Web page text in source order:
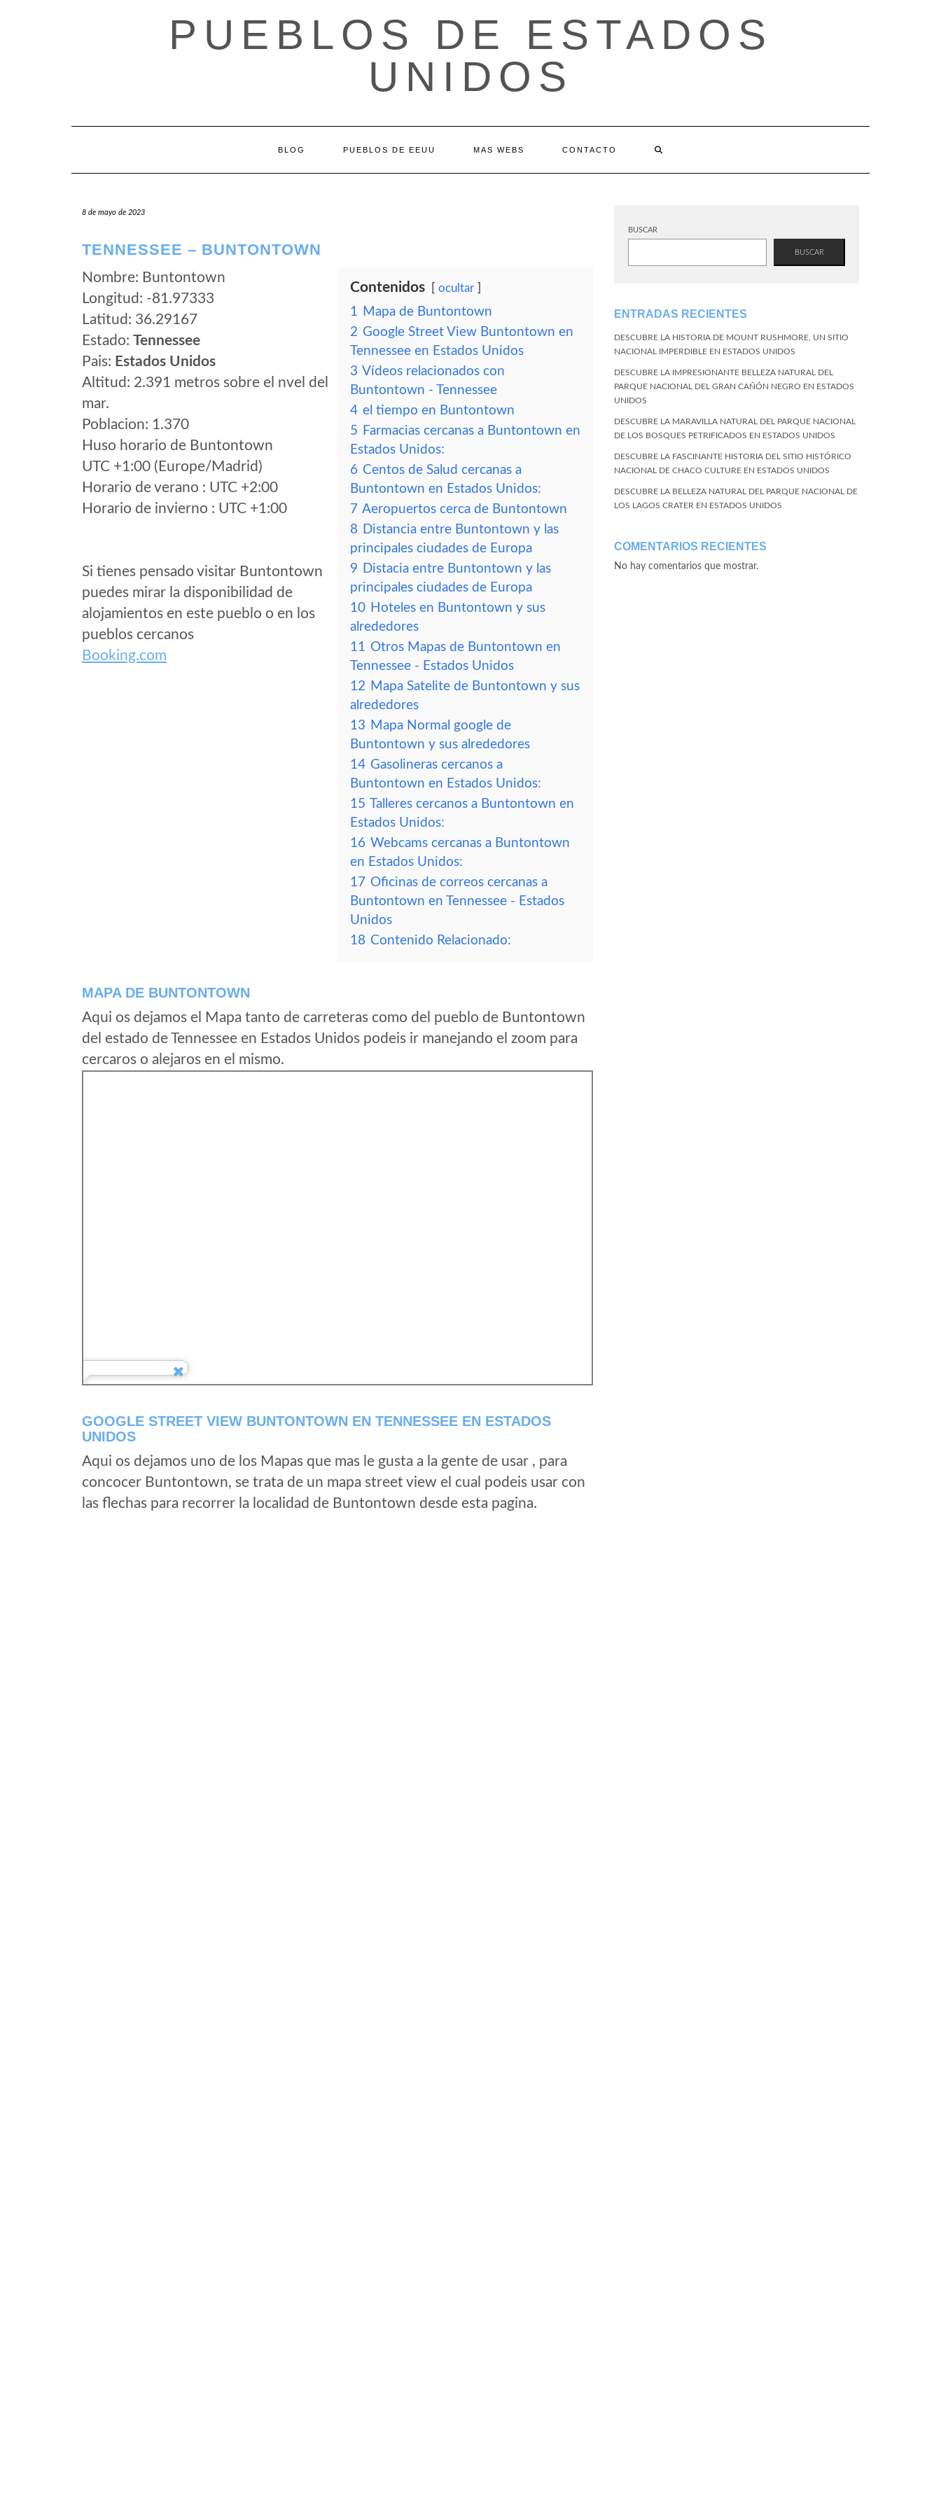
PUEBLOS DE ESTADOS
UNIDOS
BLOG PUEBLOS DE EEUU MAS WEBS CONTACTO
8 de mayo de 2023
TENNESSEE – BUNTONTOWN
Nombre: Buntontown
Longitud: -81.97333
Latitud: 36.29167
Estado: Tennessee
Pais: Estados Unidos
Altitud: 2.391 metros sobre el nvel del
mar.
Poblacion: 1.370
Huso horario de Buntontown
UTC +1:00 (Europe/Madrid)
Horario de verano : UTC +2:00
Horario de invierno : UTC +1:00
Si tienes pensado visitar Buntontown
puedes mirar la disponibilidad de
alojamientos en este pueblo o en los
pueblos cercanos
Booking.com
Contenidos ocultar
1 Mapa de Buntontown
2 Google Street View Buntontown en
Tennessee en Estados Unidos
3 Vídeos relacionados con
Buntontown - Tennessee
4 el tiempo en Buntontown
5 Farmacias cercanas a Buntontown en
Estados Unidos:
6 Centos de Salud cercanas a
Buntontown en Estados Unidos:
7 Aeropuertos cerca de Buntontown
8 Distancia entre Buntontown y las
principales ciudades de Europa
9 Distacia entre Buntontown y las
principales ciudades de Europa
10 Hoteles en Buntontown y sus
alrededores
11 Otros Mapas de Buntontown en
Tennessee - Estados Unidos
12 Mapa Satelite de Buntontown y sus
alrededores
13 Mapa Normal google de
Buntontown y sus alrededores
14 Gasolineras cercanos a
Buntontown en Estados Unidos:
15 Talleres cercanos a Buntontown en
Estados Unidos:
16 Webcams cercanas a Buntontown
en Estados Unidos:
17 Oficinas de correos cercanas a
Buntontown en Tennessee - Estados
Unidos
18 Contenido Relacionado:
MAPA DE BUNTONTOWN
Aqui os dejamos el Mapa tanto de carreteras como del pueblo de Buntontown
del estado de Tennessee en Estados Unidos podeis ir manejando el zoom para
cercaros o alejaros en el mismo.
GOOGLE STREET VIEW BUNTONTOWN EN TENNESSEE EN ESTADOS
UNIDOS
Aqui os dejamos uno de los Mapas que mas le gusta a la gente de usar , para
concocer Buntontown, se trata de un mapa street view el cual podeis usar con
las flechas para recorrer la localidad de Buntontown desde esta pagina.
BUSCAR
BUSCAR
ENTRADAS RECIENTES
DESCUBRE LA HISTORIA DE MOUNT RUSHMORE, UN SITIO
NACIONAL IMPERDIBLE EN ESTADOS UNIDOS
DESCUBRE LA IMPRESIONANTE BELLEZA NATURAL DEL
PARQUE NACIONAL DEL GRAN CAÑÓN NEGRO EN ESTADOS
UNIDOS
DESCUBRE LA MARAVILLA NATURAL DEL PARQUE NACIONAL
DE LOS BOSQUES PETRIFICADOS EN ESTADOS UNIDOS
DESCUBRE LA FASCINANTE HISTORIA DEL SITIO HISTÓRICO
NACIONAL DE CHACO CULTURE EN ESTADOS UNIDOS
DESCUBRE LA BELLEZA NATURAL DEL PARQUE NACIONAL DE
LOS LAGOS CRATER EN ESTADOS UNIDOS
COMENTARIOS RECIENTES
No hay comentarios que mostrar.